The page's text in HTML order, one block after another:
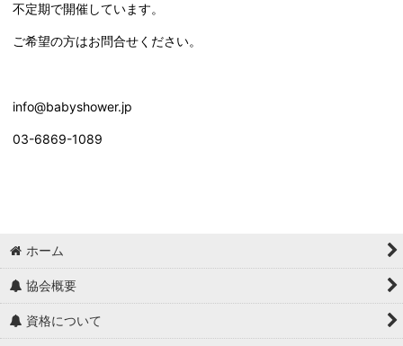
不定期で開催しています。
ご希望の方はお問合せください。
info@babyshower.jp
03-6869-1089
ホーム
協会概要
資格について